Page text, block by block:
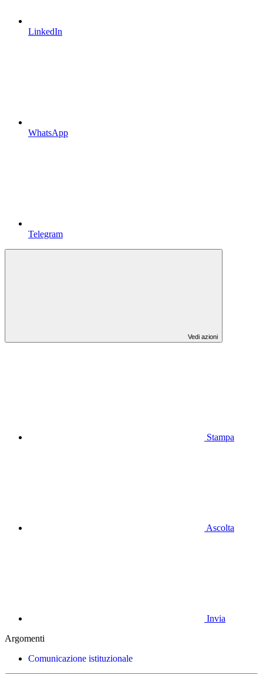
LinkedIn
WhatsApp
Telegram
Vedi azioni
Stampa
Ascolta
Invia
Argomenti
Comunicazione istituzionale